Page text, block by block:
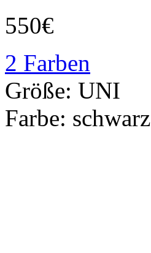
550€
2 Farben
Größe: UNI
Farbe: schwarz